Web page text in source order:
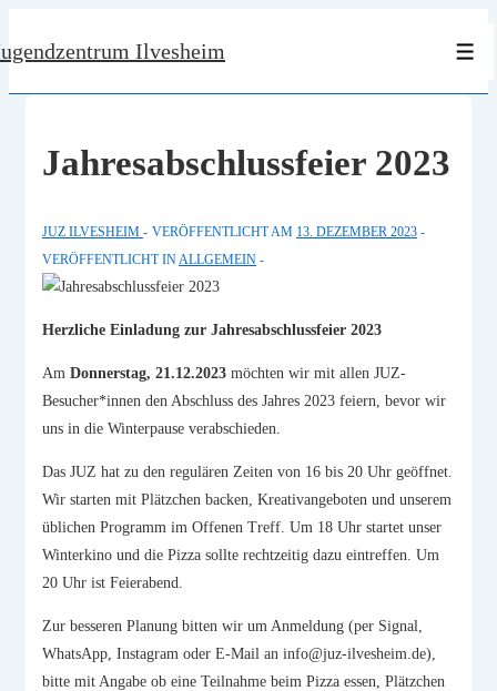
Zum
Ilvesheim
Jahresabschlussfeier 2023
JUZ ILVESHEIM VERÖFFENTLICHT AM 13. DEZEMBER 2023
VERÖFFENTLICHT IN ALLGEMEIN
Herzliche Einladung zur Jahresabschlussfeier 2023
Am Donnerstag, 21.12.2023 möchten wir mit allen JUZ-
Besucher*innen den Abschluss des Jahres 2023 feiern, bevor wir
uns in die Winterpause verabschieden.
Das JUZ hat zu den regulären Zeiten von 16 bis 20 Uhr geöffnet.
Wir starten mit Plätzchen backen, Kreativangeboten und unserem
üblichen Programm im Offenen Treff. Um 18 Uhr startet unser
Winterkino und die Pizza sollte rechtzeitig dazu eintreffen. Um
20 Uhr ist Feierabend.
Zur besseren Planung bitten wir um Anmeldung (per Signal,
WhatsApp, Instagram oder E-Mail an info@juz-ilvesheim.de),
bitte mit Angabe ob eine Teilnahme beim Pizza essen, Plätzchen